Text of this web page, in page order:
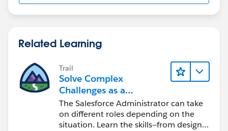
Related Learning
Trail
Solve Complex
Challenges as a
Salesforce Admin
The Salesforce Administrator can take
on different roles depending on the
situation. Learn the skills—from design